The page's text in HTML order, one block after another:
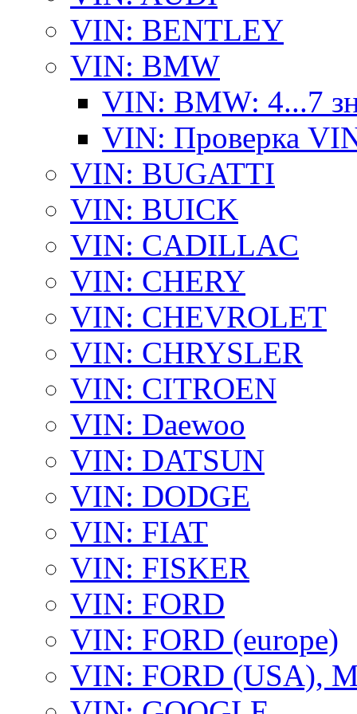
VIN: BENTLEY
VIN: BMW
VIN: BMW: 4...7
VIN: Проверка
VIN: BUGATTI
VIN: BUICK
VIN: CADILLAC
VIN: CHERY
VIN: CHEVROLET
VIN: CHRYSLER
VIN: CITROEN
VIN: Daewoo
VIN: DATSUN
VIN: DODGE
VIN: FIAT
VIN: FISKER
VIN: FORD
VIN: FORD (europe)
VIN: FORD (USA),